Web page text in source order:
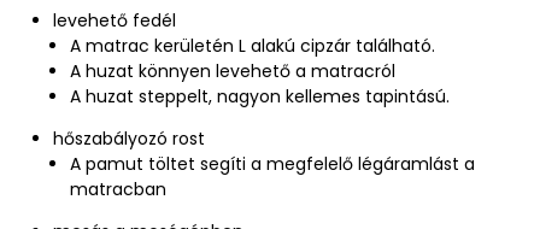
levehető fedél
A matrac kerületén L alakú cipzár található.
A huzat könnyen levehető a matracról
A huzat steppelt, nagyon kellemes tapintású.
hőszabályozó rost
A pamut töltet segíti a megfelelő légáramlást a
matracban